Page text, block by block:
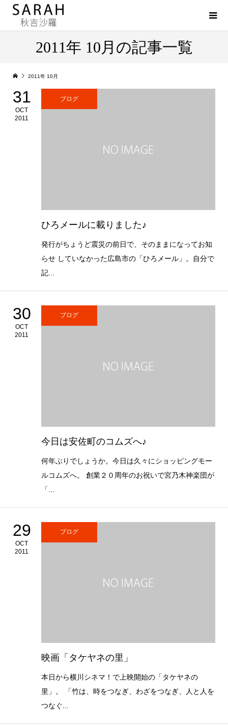
2011年 10月の記事一覧
2011年 10月
31
OCT
2011
ブログ
ひろメールに載りました♪
発行がちょうど震災の前日で、そのままになってお知
らせ していなかった広島市の「ひろメール」。自分で
記...
30
OCT
2011
ブログ
今日は安佐町のコムズへ♪
何年ぶりでしょうか。今日は久々にショッピングモー
ルコムズへ。 創業２０周年のお祝いで宮乃木神楽団が
「...
29
OCT
2011
ブログ
映画「タケヤネの里」
本日から横川シネマ！で上映開始の「タケヤネの
里」。 「竹は、時をつなぎ、わざをつなぎ、人と人を
つなぐ...